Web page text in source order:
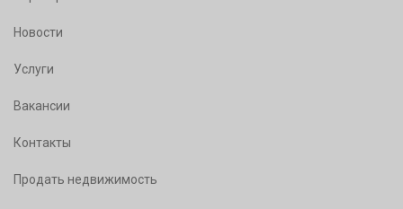
Новости
Услуги
Вакансии
Контакты
Продать недвижимость